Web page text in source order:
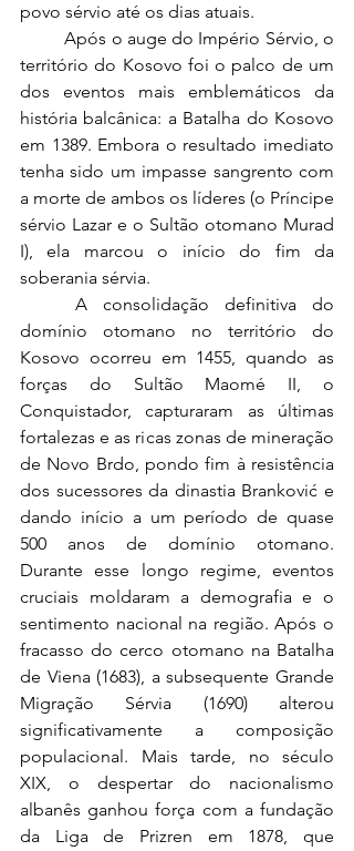
povo sérvio até os dias atuais.
	Após o auge do Império Sérvio, o
território do Kosovo foi o palco de um
dos eventos mais emblemáticos da
história balcânica: a Batalha do Kosovo
em 1389. Embora o resultado imediato
tenha sido um impasse sangrento com
a morte de ambos os líderes (o Príncipe
sérvio Lazar e o Sultão otomano Murad
I), ela marcou o início do fim da
soberania sérvia.
domínio otomano no território do
Kosovo ocorreu em 1455, quando as
forças do Sultão Maomé II, o
Conquistador, capturaram as últimas
fortalezas e as ricas zonas de mineração
de Novo Brdo, pondo fim à resistência
dos sucessores da dinastia Branković e
dando início a um período de quase
500 anos de domínio otomano.
Durante esse longo regime, eventos
cruciais moldaram a demografia e o
sentimento nacional na região. Após o
fracasso do cerco otomano na Batalha
de Viena (1683), a subsequente Grande
Migração Sérvia (1690) alterou
significativamente a composição
populacional. Mais tarde, no século
XIX, o despertar do nacionalismo
albanês ganhou força com a fundação
da Liga de Prizren em 1878, que